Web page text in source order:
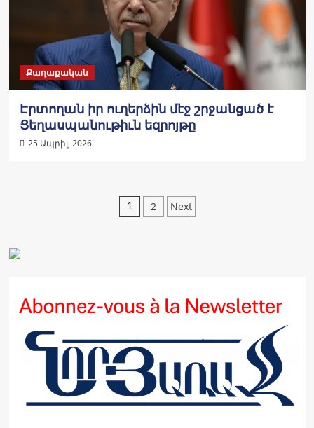
Քաղաքական
Էրտողան իր ուղերձին մէջ շրջանցած է
Ցեղասպանութիւն եզրոյթը
25 Ապրիլ, 2026
Posts
1 2 Next